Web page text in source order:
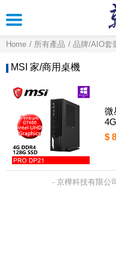
Home 所有產品 品牌/AIO套
MSI 家/商用桌機
微
$
- 京樺科技有限公